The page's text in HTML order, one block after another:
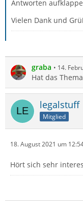
Antworten
Vielen Dank und
graba 14.
Hat das
legalstuff
Mitglied
18. August 2021 um
Hört sich sehr